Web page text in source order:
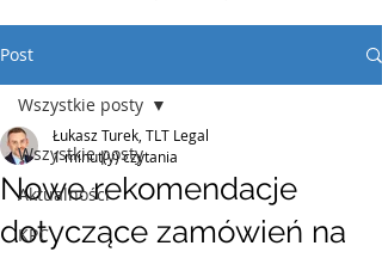
Post
Wszystkie posty
Aktualności
KPC
Wszystkie posty
Nowe rekomendacje
dotyczące zamówień na
Łukasz Turek, TLT Legal
1 minut(y) czytania